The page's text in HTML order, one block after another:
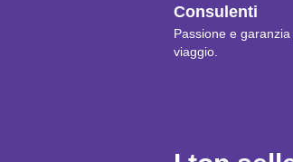
Consulenti
Passione e
viaggio.